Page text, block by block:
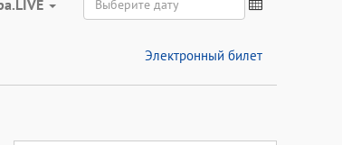
Электронный билет